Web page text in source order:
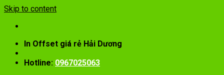
Skip to content
In Offset giá rẻ Hải Dương
Hotline: 0967025063